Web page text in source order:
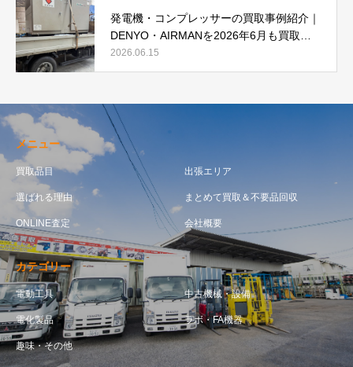
発電機・コンプレッサーの買取事例紹介｜
DENYO・AIRMANを2026年6月も買取強
化中
2026.06.15
メニュー
買取品目 出張エリア
選ばれる理由 まとめて買取＆不要品回収
ONLINE査定 会社概要
カテゴリー
電動工具 中古機械・設備
電化製品 ラボ・FA機器
趣味・その他